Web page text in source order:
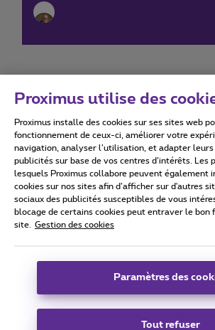
Conditions d'utilisation
Tous droits réservés. © 2026 Proximus
Conditions générales, info consommateur
Coordonnées de l’entreprise
Boulevard du Roi Albert II 27 - B-1030
Proximus utilise des
Proximus installe des cookies sur ses sites web
fonctionnement de ceux-ci, améliorer votre
navigation, analyser l’utilisation, et adapter
publicités sur base de vos centres d’intérêts. Les
lesquels Proximus collabore peuvent également
cookies sur nos sites afin d’afficher sur d'autres
sociaux des publicités susceptibles de vous
blocage de certains cookies peut entraver le bon
site.
Gestion des cookies
Paramètres des
Tout refuser